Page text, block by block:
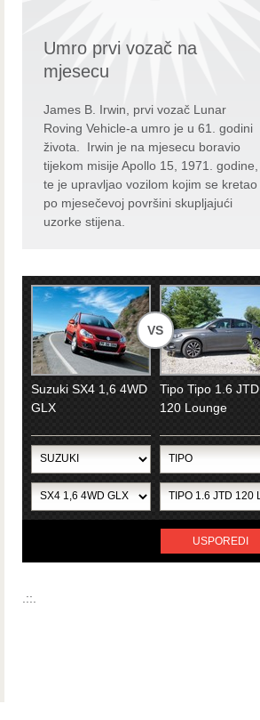
Umro prvi vozač na
mjesecu
James B. Irwin, prvi vozač Lunar
Roving Vehicle-a umro je u 61. godini
života. Irwin je na mjesecu boravio
tijekom misije Apollo 15, 1971. godine,
te je upravljao vozilom kojim se kretao
po mjesečevoj površini skupljajući
uzorke stijena.
VS
Suzuki SX4 1,6 4WD
GLX
Tipo Tipo 1.6 JTD
120 Lounge
USPOREDI
.::.